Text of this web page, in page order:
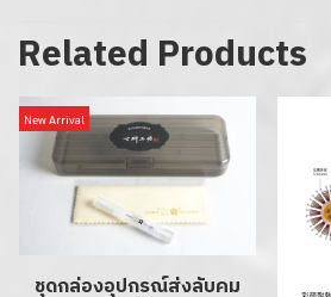
Related Products
New Arrival
ชุดกล่องอุปกรณ์ส่งลับคม